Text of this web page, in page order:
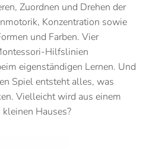
Zuordnen und Drehen der
Konzentration sowie
und Farben. Vier
Hilfslinien
eigenständigen Lernen. Und
Spiel entsteht alles, was
Vielleicht wird aus einem
kleinen Hauses?